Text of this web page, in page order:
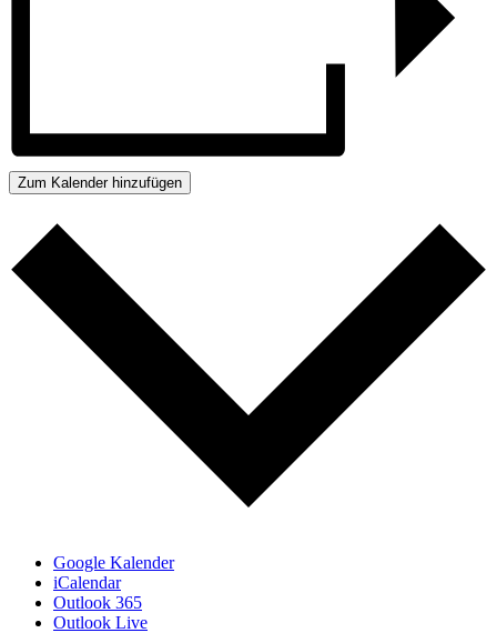
Zum Kalender hinzufügen
Google Kalender
iCalendar
Outlook 365
Outlook Live